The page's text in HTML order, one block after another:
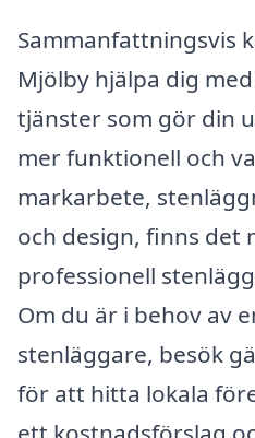
Sammanfattningsvis
Mjölby hjälpa dig
tjänster som gör din
mer funktionell och
markarbete,
och design, finns det
professionell
Om du är i behov av
stenläggare, besök
för att hitta lokala